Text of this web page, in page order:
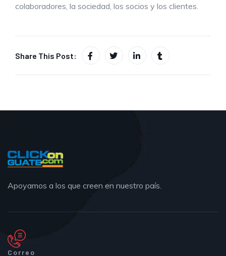
colaboradores, la sociedad, los socios y los clientes.
Share This Post:
Apoyamos a los que creen en nuestro país.
Correo